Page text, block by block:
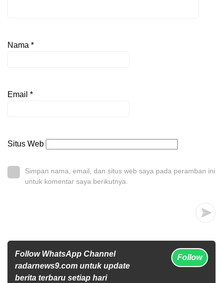
Nama *
Email *
Situs Web
Simpan nama, email, dan situs web saya pada peramban ini
untuk komentar saya berikutnya.
Follow WhatsApp Channel
radarnews9.com untuk update
berita terbaru setiap hari
Follow